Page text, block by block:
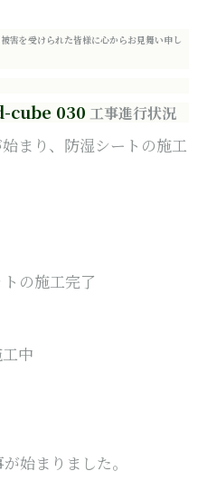
害を受けられた皆様に心からお見舞い申し
cube 030 工事進行状況
まり、防湿シートの施工
の施工完了
中
始まりました。